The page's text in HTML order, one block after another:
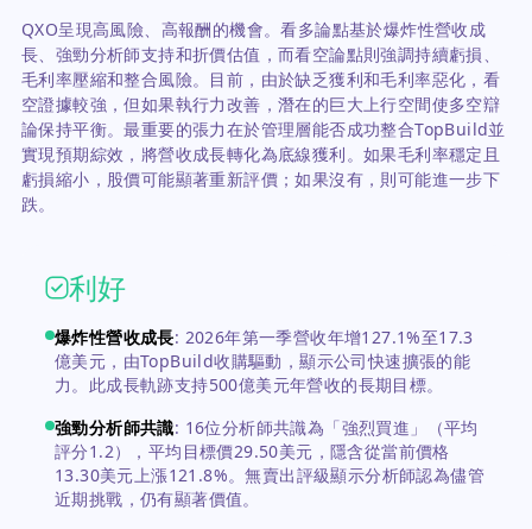
QXO呈現高風險、高報酬的機會。看多論點基於爆炸性營收成
長、強勁分析師支持和折價估值，而看空論點則強調持續虧損、
毛利率壓縮和整合風險。目前，由於缺乏獲利和毛利率惡化，看
空證據較強，但如果執行力改善，潛在的巨大上行空間使多空辯
論保持平衡。最重要的張力在於管理層能否成功整合TopBuild並
實現預期綜效，將營收成長轉化為底線獲利。如果毛利率穩定且
虧損縮小，股價可能顯著重新評價；如果沒有，則可能進一步下
跌。
利好
爆炸性營收成長: 2026年第一季營收年增127.1%至17.3
億美元，由TopBuild收購驅動，顯示公司快速擴張的能
力。此成長軌跡支持500億美元年營收的長期目標。
強勁分析師共識: 16位分析師共識為「強烈買進」（平均
評分1.2），平均目標價29.50美元，隱含從當前價格
13.30美元上漲121.8%。無賣出評級顯示分析師認為儘管
近期挑戰，仍有顯著價值。